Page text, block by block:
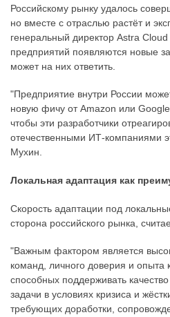
Российскому рынку удалось
но вместе с отраслью растёт и
генеральный директор Astra
предприятий появляются новые
может на них ответить.
"Предприятие внутри России
новую фичу от Amazon или
чтобы эти разработчики
отечественными ИТ-компаниями
Мухин.
Локальная адаптация как
Скорость адаптации под
сторона российского рынка,
"Важным фактором является
команд, личного доверия и опыта
способных поддерживать
задачи в условиях кризиса и
требующих доработки,